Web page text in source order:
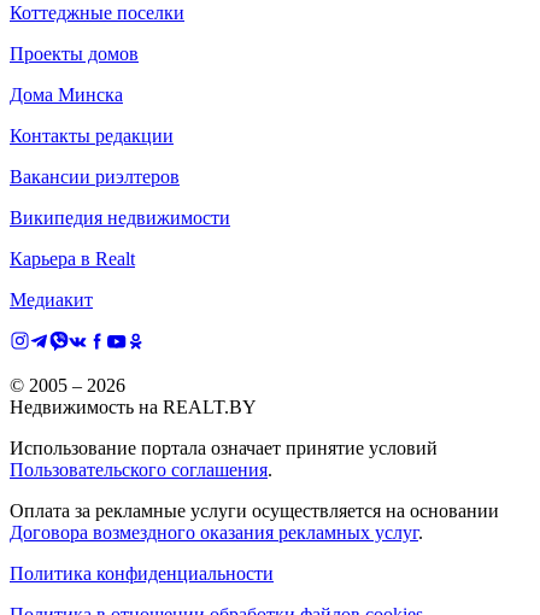
Коттеджные поселки
Проекты домов
Дома Минска
Контакты редакции
Вакансии риэлтеров
Википедия недвижимости
Карьера в Realt
Медиакит
© 2005 – 2026
Недвижимость на REALT.BY
Использование портала означает принятие условий
Пользовательского соглашения.
Оплата за рекламные услуги осуществляется на основании
Договора возмездного оказания рекламных услуг.
Политика конфиденциальности